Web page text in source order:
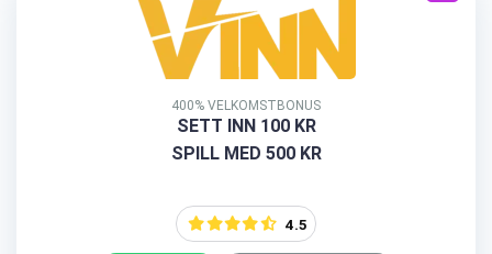
400% VELKOMSTBONUS
SETT INN 100 KR
SPILL MED 500 KR
4.5